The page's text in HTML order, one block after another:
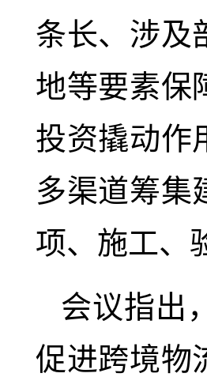
条长、涉及
地等要素保
投资撬动作
多渠道筹集
项、施工、
会议指出
促进跨境物